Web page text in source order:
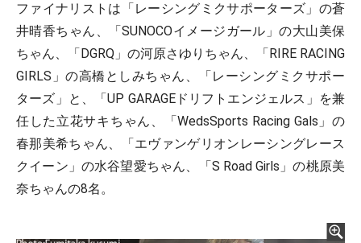
ファイナリストは「レーシングミクサポーターズ」の蒼
井晴香ちゃん、「SUNOCOイメージガール」の大山美保
ちゃん、「DGRQ」の河原さゆりちゃん、「RIRE RACING
GIRLS」の高橋としみちゃん、「レーシングミクサポー
ターズ」と、「UP GARAGEドリフトエンジェルス」を兼
任した立花サキちゃん、「WedsSports Racing Gals」の
春那美希ちゃん、「エヴァンゲリオンレーシングレース
クイーン」の水谷望愛ちゃん、「S Road Girls」の桃原美
奈ちゃんの8名。